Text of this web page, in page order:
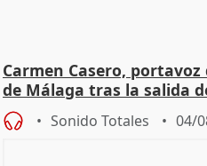
Carmen Casero,
de Málaga tras la salida
Sonido Totales 04/